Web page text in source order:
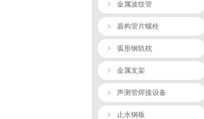
金属波纹管
盾构管片螺栓
弧形钢轨枕
金属支架
声测管焊接设备
止水钢板